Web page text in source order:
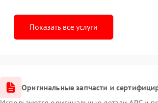
Показать все услуги
Оригинальные запчасти и